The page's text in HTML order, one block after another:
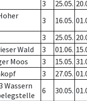
3 25.05.
3 16.05.
3 25.05.
Wald 3 01.06.
Moos 3 15.05.
3 27.05.
Wassern
6 30.05.